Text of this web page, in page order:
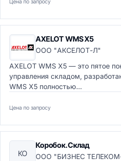
Цена по запросу
AXELOT WMS X5
ООО "АКСЕЛОТ-Л"
AXELOT WMS X5 — это пятое
управления складом,
WMS X5 полностью...
Цена по запросу
КО
Коробок.Склад
ООО "БИЗНЕС